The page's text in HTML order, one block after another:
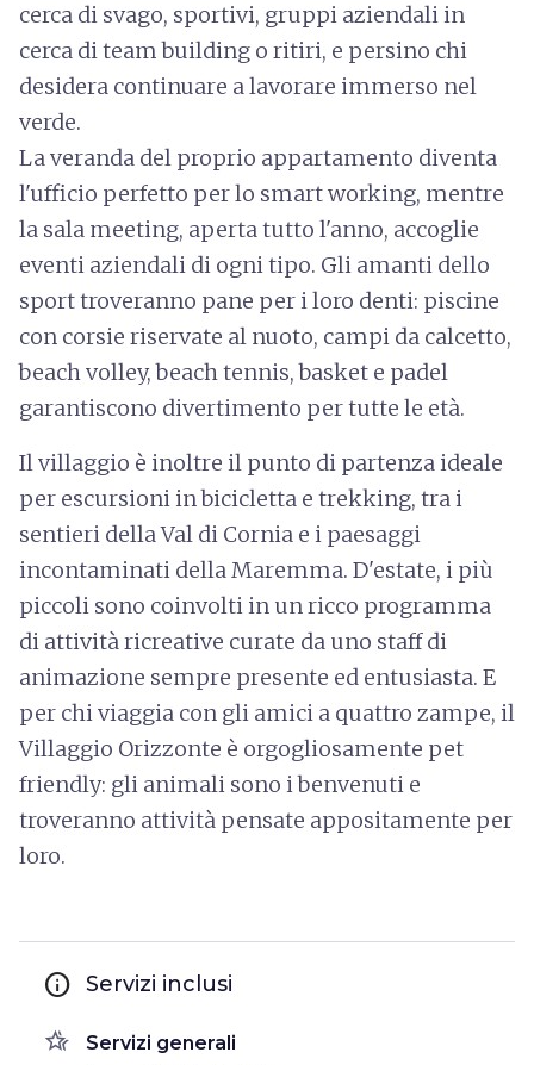
cerca di svago, sportivi, gruppi aziendali in
cerca di team building o ritiri, e persino chi
desidera continuare a lavorare immerso nel
verde.
La veranda del proprio appartamento diventa
l'ufficio perfetto per lo smart working, mentre
la sala meeting, aperta tutto l'anno, accoglie
eventi aziendali di ogni tipo. Gli amanti dello
sport troveranno pane per i loro denti: piscine
con corsie riservate al nuoto, campi da calcetto,
beach volley, beach tennis, basket e padel
garantiscono divertimento per tutte le età.
Il villaggio è inoltre il punto di partenza ideale
per escursioni in bicicletta e trekking, tra i
sentieri della Val di Cornia e i paesaggi
incontaminati della Maremma. D'estate, i più
piccoli sono coinvolti in un ricco programma
di attività ricreative curate da uno staff di
animazione sempre presente ed entusiasta. E
per chi viaggia con gli amici a quattro zampe, il
Villaggio Orizzonte è orgogliosamente pet
friendly: gli animali sono i benvenuti e
troveranno attività pensate appositamente per
loro.
info Servizi inclusi
hotel_class Servizi generali